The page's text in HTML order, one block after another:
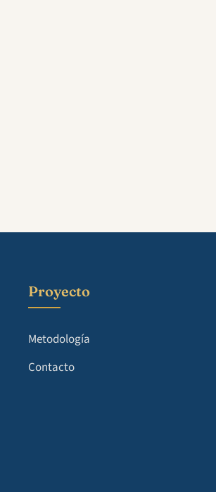
Proyecto
Metodología
Contacto